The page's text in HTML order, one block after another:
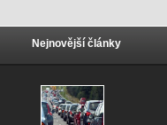
Nejnovější články